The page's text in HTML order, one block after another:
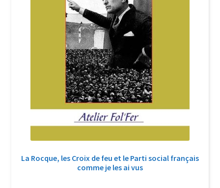
La Rocque, les Croix de feu et le Parti social français
comme je les ai vus